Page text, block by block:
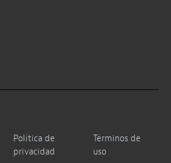
Política de
privacidad
Términos de
uso